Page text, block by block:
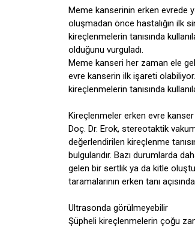
Meme kanserinin erken evrede
oluşmadan önce hastalığın ilk
kireçlenmelerin tanısında
olduğunu vurguladı.
Meme kanseri her zaman ele
evre kanserin ilk işareti
kireçlenmelerin tanısında
Kireçlenmeler erken evre
Doç. Dr. Erok, stereotaktik
değerlendirilen kireçlenme
bulgularıdır. Bazı durumlarda
gelen bir sertlik ya da kitle
taramalarının erken tanı
Ultrasonda görülmeyebilir
Şüpheli kireçlenmelerin çoğu